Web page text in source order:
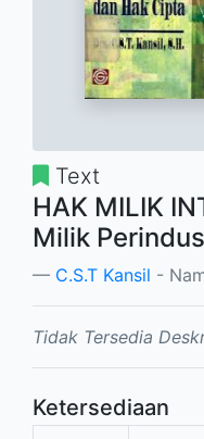
Text
HAK MILIK
Milik
C.S.T Kansil -
Tidak Tersedia
Ketersediaan